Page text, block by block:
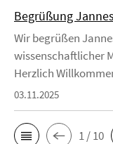
Begrüßung
Wir begrüßen
wissenschaftlicher
Herzlich
03.11.2025
1 / 10